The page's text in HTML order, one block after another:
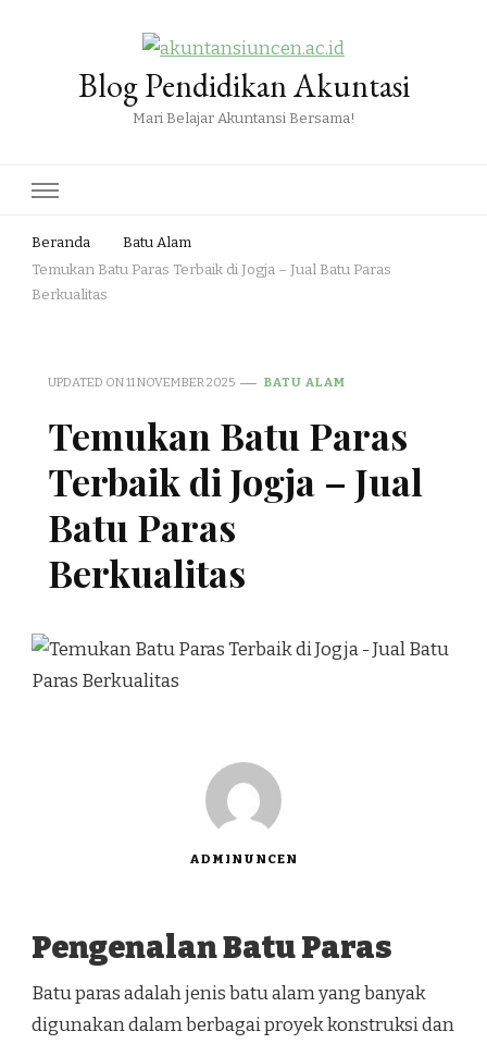
Blog Pendidikan Akuntasi
Mari Belajar Akuntansi Bersama!
Beranda
Batu Alam
Temukan Batu Paras Terbaik di Jogja – Jual Batu Paras
Berkualitas
UPDATED ON11 NOVEMBER 2025 BATU ALAM
Temukan Batu Paras
Terbaik di Jogja – Jual
Batu Paras
Berkualitas
ADMINUNCEN
Pengenalan Batu Paras
Batu paras adalah jenis batu alam yang banyak
digunakan dalam berbagai proyek konstruksi dan